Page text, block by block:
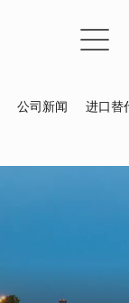
公司新闻 进口替